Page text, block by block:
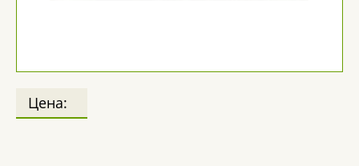
Цена: